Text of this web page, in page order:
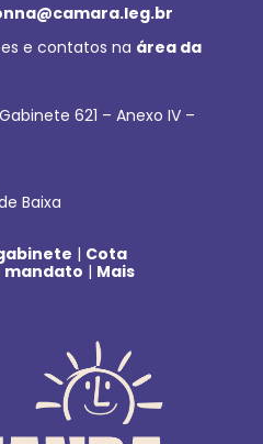
e contatos na área da
621 – Anexo IV –
Baixa
| Cota
mandato | Mais